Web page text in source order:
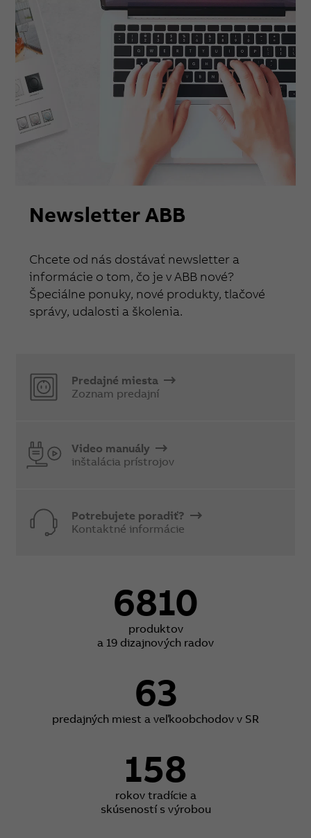
Newsletter ABB
Chcete od nás dostávať newsletter a
informácie o tom, čo je v ABB nové?
Špeciálne ponuky, nové produkty, tlačové
správy, udalosti a školenia.
Predajné miesta
Zoznam predajní
Video manuály
inštalácia prístrojov
Potrebujete poradiť?
Kontaktné informácie
6810
produktov
a 19 dizajnových radov
63
predajných miest a veľkoobchodov v SR
158
rokov tradície a
skúseností s výrobou